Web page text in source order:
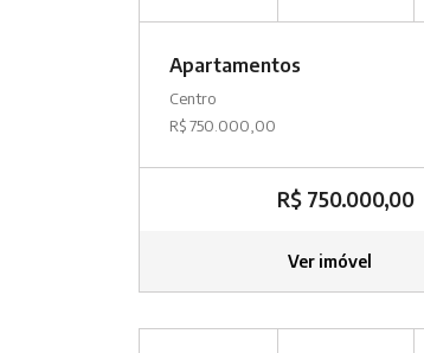
Apartamentos
Centro
R$ 750.000,00
R$ 750.000,00
Ver imóvel